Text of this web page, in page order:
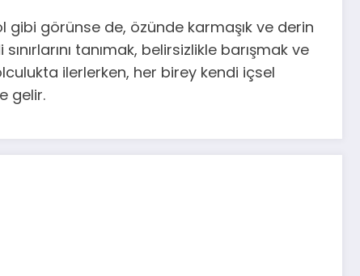
gibi görünse de, özünde karmaşık ve derin
tanımak, belirsizlikle barışmak ve
ilerlerken, her birey kendi içsel
gelir.